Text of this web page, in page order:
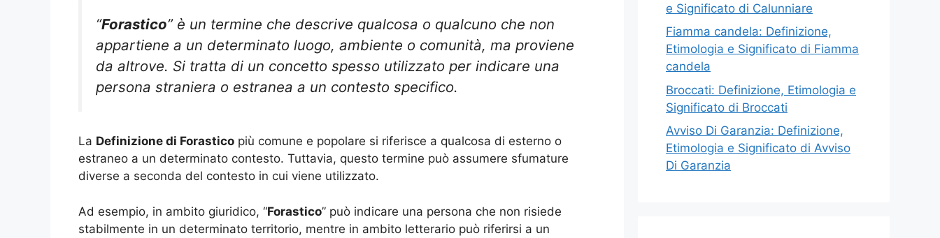
“Forastico” è un termine che descrive qualcosa o qualcuno che non
appartiene a un determinato luogo, ambiente o comunità, ma proviene
da altrove. Si tratta di un concetto spesso utilizzato per indicare una
persona straniera o estranea a un contesto specifico.
La Definizione di Forastico più comune e popolare si riferisce a qualcosa di esterno o
estraneo a un determinato contesto. Tuttavia, questo termine può assumere sfumature
diverse a seconda del contesto in cui viene utilizzato.
Ad esempio, in ambito giuridico, “Forastico” può indicare una persona che non risiede
stabilmente in un determinato territorio, mentre in ambito letterario può riferirsi a un
e Significato di Calunniare
Fiamma candela: Definizione,
Etimologia e Significato di Fiamma
candela
Broccati: Definizione, Etimologia e
Significato di Broccati
Avviso Di Garanzia: Definizione,
Etimologia e Significato di Avviso
Di Garanzia